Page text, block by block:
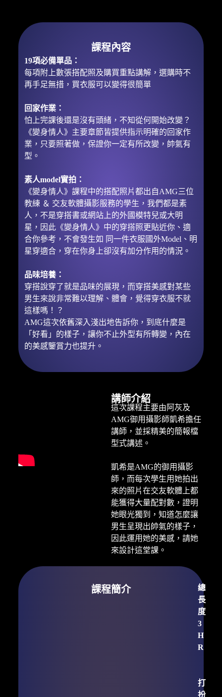
課程內容
19項必備單品：
每項附上數張搭配照及購買重點講解，選購時不
再手足無措，買衣服可以變得很簡單
回家作業​：
怕上完課後還是沒有頭緒，不知從何開始改變？
《變身情人》主要章節皆提供指示明確的回家作
業，只要照著做，保證你一定有所改變，帥氣有
型。
素人model實拍：​
《變身情人》課程中的搭配照片都出自AMG三位
教練 ＆ 交友軟體攝影服務的學生，我們都是素
人，不是穿搭書或網站上的外國模特兒或大明
星，因此《變身情人》中的穿搭照更貼近你、適
合你參考，不會發生如 同一件衣服國外Model、明
星穿適合，穿在你身上卻沒有加分作用的情況。
品味培養​：
穿搭說穿了就是品味的展現，而穿搭美感對某些
男生來說非常難以理解、體會，覺得穿衣服不就
這樣嗎！？
AMG這次依舊深入淺出地告訴你，到底什麼是
「好看」的樣子，讓你不止外型有所轉變，內在
的美感鑒賞力也提升。
講師介紹
這次課程主要由阿灰及
AMG御用攝影師凱希擔任
講師，並採精美的簡報檔
型式講述。​
凱希是AMG的御用攝影
師，而每次學生用她拍出
來的照片在交友軟體上都
能獲得大量配對數，證明
她眼光獨到，知道怎麼讓
男生呈現出帥氣的樣子，
因此運用她的美感，請她
來設計這堂課。​
課程簡介​
總
長
度
3
H
R
打
扮